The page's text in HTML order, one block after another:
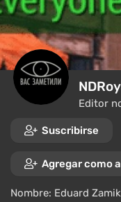
Editor
Suscribirse
Agregar como
Nombre: Eduard